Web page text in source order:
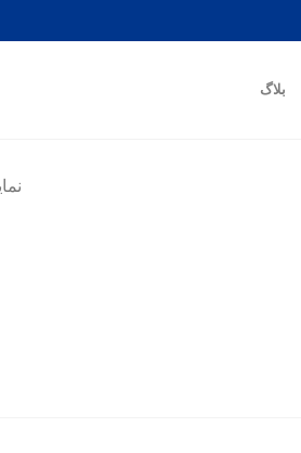
بلاگ